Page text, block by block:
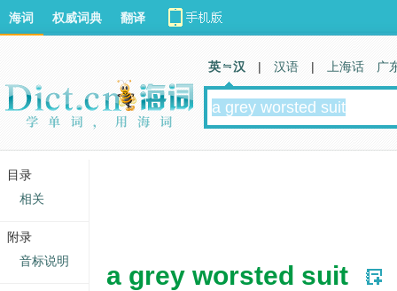
a grey worsted suit
海词 权威词典 翻译
英 汉 | 汉语 | 上海话 广
目录
相关
附录
音标说明